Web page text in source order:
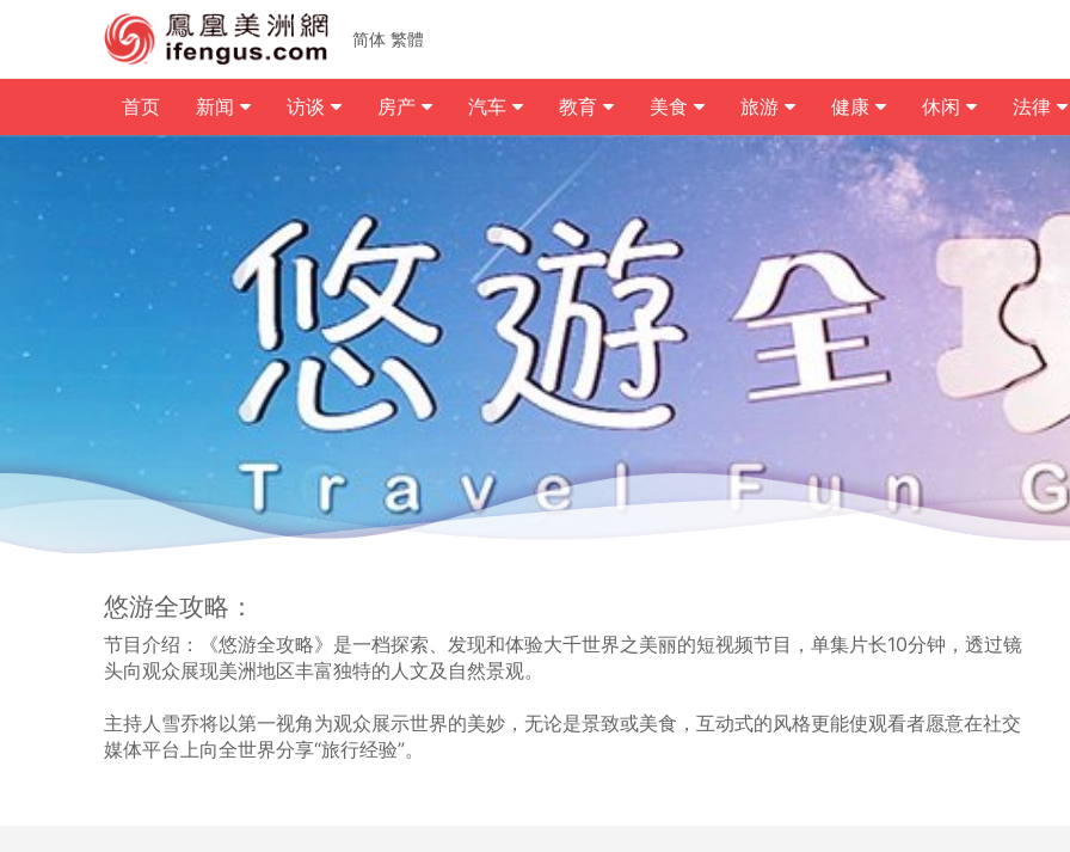
悠游全攻略：
节目介绍：《悠游全攻略》是一档探索、发现和体验大千世界之美丽的短视频节目，单集片长10分钟，透过镜
头向观众展现美洲地区丰富独特的人文及自然景观。
主持人雪乔将以第一视角为观众展示世界的美妙，无论是景致或美食，互动式的风格更能使观看者愿意在社交
媒体平台上向全世界分享“旅行经验”。
简体 繁體
首页 新闻 访谈 房产 汽车 教育 美食 旅游 健康 休闲 法律